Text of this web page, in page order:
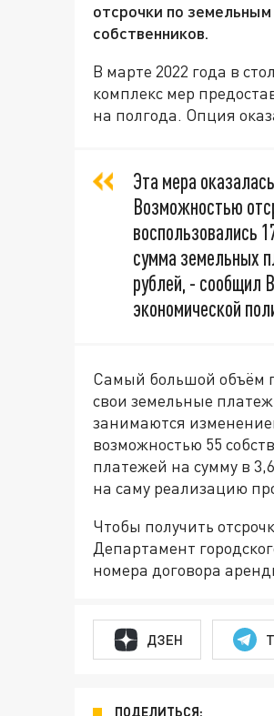
отсрочки по
собственников.
В марте 2022 года в
комплекс мер
на полгода. Опция
Эта мера
Возможностью
воспользовались
сумма земельных
рублей, - сообщил
экономической
Самый большой объём
свои земельные
занимаются
возможностью 55
платежей на сумму в
на саму реализацию
Чтобы получить
Департамент
номера договора
ДЗЕН
ПОДЕЛИТЬСЯ: